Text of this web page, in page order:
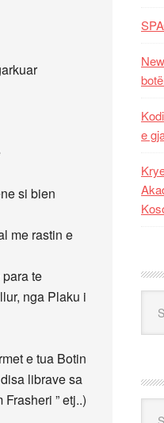
si bien
me rastin e
te
nga Plaku i
e tua Botin
librave sa
” etj..)
e